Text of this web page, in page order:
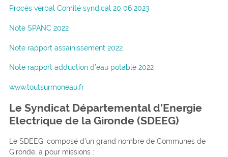
Procès verbal Comité syndical 20 06 2023
Note SPANC 2022
Note rapport assainissement 2022
Note rapport adduction d’eau potable 2022
www.toutsurmoneau.fr
Le Syndicat Départemental d’Energie
Electrique de la Gironde (SDEEG)
Le SDEEG, composé d’un grand nombre de Communes de
Gironde, a pour missions :